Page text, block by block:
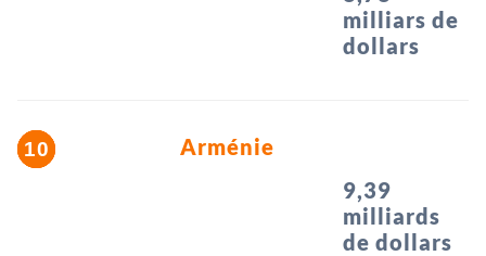
milliars de
dollars
Arménie
9,39
milliards
de dollars